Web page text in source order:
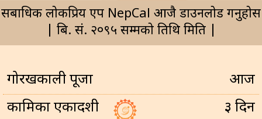
सर्बाधिक लोकप्रिय एप NepCal आजै डाउनलोड गर्नुहोस
| बि. सं. २०९५ सम्मको तिथि मिति |
गोरखकाली पूजा
आज
कामिका एकादशी
३ दिन